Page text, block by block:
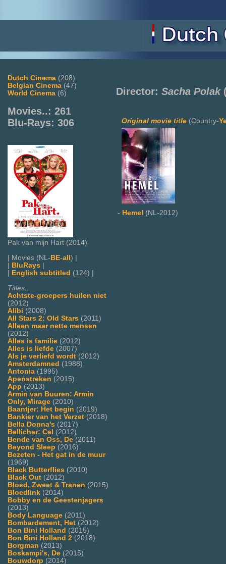
Dutch Cinema (208)
Belgian Cinema (47)
World Cinema (6)
Movies..: 261
Blu-Rays: 306
Pak van mijn Hart (2014)
| Movies (NL- BE-all ) |
BluRays
English subtitled (124) |
Titles:
Achtste-groepers huilen niet
(2012)
Alibi (2008)
All Stars 2: Old Stars (2011)
Alleen maar nette mensen
(2012)
Alles is familie (2012)
Alles is liefde (2007)
Als je verliefd wordt (2012)
Amsterdamned (1988)
Antonia (1995)
Apenstreken (2015)
App (2013)
Armin van Buuren: Armin
Only, Mirage (2010)
Baantjer: Het begin (2019)
Bankier van het Verzet (2018)
Bella Donna's (2017)
Bellicher: Cel (2012)
Bende van Oss, De (2011)
Beyond Sleep (2016)
Bezeten - Het gat in de muur
(1969)
Black Butterflies (2010)
Black Out (2012)
Bloed, Zweet & Tranen (2015)
Bloedlink (2014)
Bobby en de Geestenjagers
(2013)
Body Language (2011)
Bombardement, Het (2012)
Bon Bini Holland (2015)
Bon Bini Holland 2 (2018)
Borgman (2013)
Boskampi's, De (2015)
Bouwdorp (2014)
Director: Sacha Polak
Original movie title (Country-
- Hemel (NL-2012)